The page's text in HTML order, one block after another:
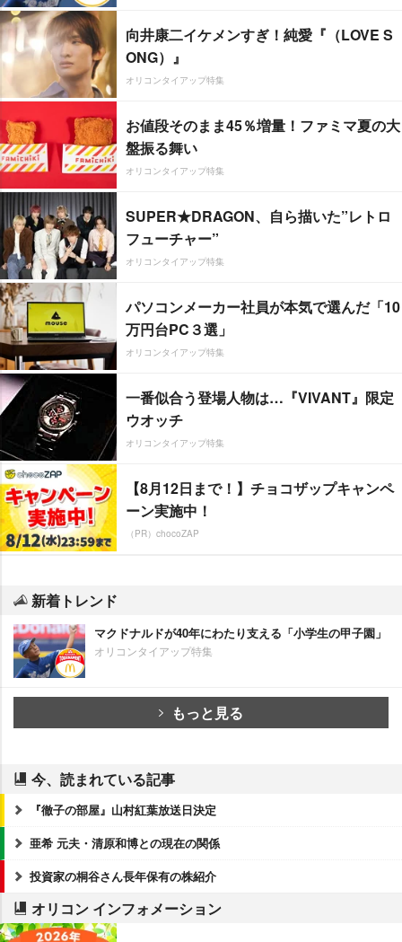
向井康二イケメンすぎ！純愛『（LOVE S
ONG）』
オリコンタイアップ特集
お値段そのまま45％増量！ファミマ夏の大
盤振る舞い
オリコンタイアップ特集
SUPER★DRAGON、自ら描いた”レトロ
フューチャー”
オリコンタイアップ特集
パソコンメーカー社員が本気で選んだ「10
万円台PC３選」
オリコンタイアップ特集
一番似合う登場人物は…『VIVANT』限定
ウオッチ
オリコンタイアップ特集
【8月12日まで！】チョコザップキャンペ
ーン実施中！
（PR）chocoZAP
新着トレンド
マクドナルドが40年にわたり支える「小学生の甲子園」
オリコンタイアップ特集
もっと見る
今、読まれている記事
『徹子の部屋』山村紅葉放送日決定
亜希 元夫・清原和博との現在の関係
投資家の桐谷さん長年保有の株紹介
オリコン インフォメーション